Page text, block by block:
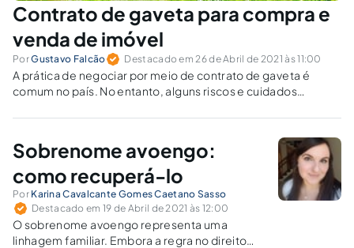
Contrato de gaveta para compra e
venda de imóvel
PorGustavo Falcão Destacado em 26 de Abril de 2021 às 11:00
A prática de negociar por meio de contrato de gaveta é
comum no país. No entanto, alguns riscos e cuidados
Sobrenome avoengo:
como recuperá-lo
Por Karina Cavalcante Gomes Caetano Sasso
Destacado em 19 de Abril de 2021 às 12:00
O sobrenome avoengo representa uma
linhagem familiar. Embora a regra no direito